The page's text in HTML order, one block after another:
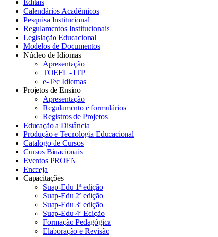
Editais
Calendários Acadêmicos
Pesquisa Institucional
Regulamentos Institucionais
Legislação Educacional
Modelos de Documentos
Núcleo de Idiomas
Apresentação
TOEFL - ITP
e-Tec Idiomas
Projetos de Ensino
Apresentação
Regulamento e formulários
Registros de Projetos
Educação a Distância
Produção e Tecnologia Educacional
Catálogo de Cursos
Cursos Binacionais
Eventos PROEN
Encceja
Capacitações
Suap-Edu 1ª edição
Suap-Edu 2ª edição
Suap-Edu 3ª edição
Suap-Edu 4ª Edição
Formação Pedagógica
Elaboração e Revisão